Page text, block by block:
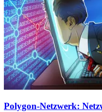
Polygon-Netzwerk: